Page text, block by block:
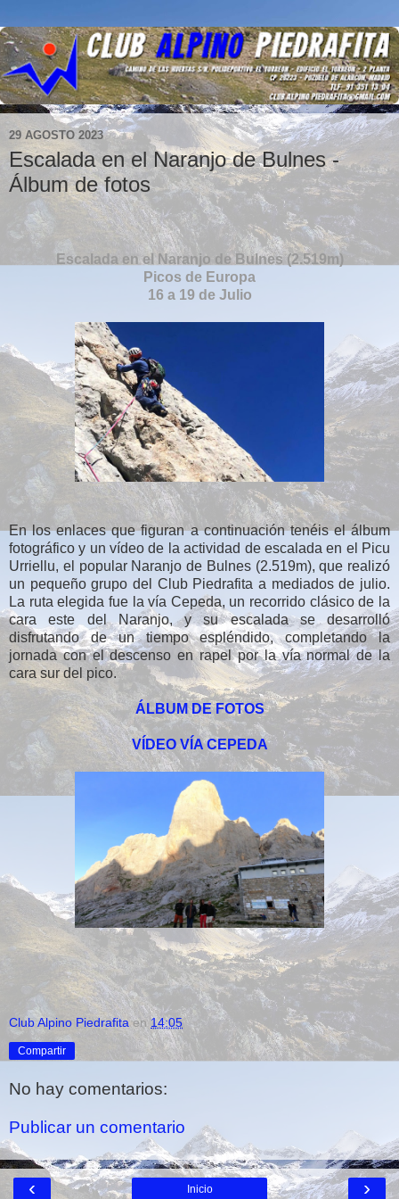
29 AGOSTO 2023
Escalada en el Naranjo de Bulnes -
Álbum de fotos
Escalada en el Naranjo de Bulnes (2.519m)
Picos de Europa
16 a 19 de Julio
En los enlaces que figuran a continuación tenéis el álbum
fotográfico y un vídeo de la actividad de escalada en el Picu
Urriellu, el popular Naranjo de Bulnes (2.519m), que realizó
un pequeño grupo del Club Piedrafita a mediados de julio.
La ruta elegida fue la vía Cepeda, un recorrido clásico de la
cara este del Naranjo, y su escalada se desarrolló
disfrutando de un tiempo espléndido, completando la
jornada con el descenso en rapel por la vía normal de la
cara sur del pico.
ÁLBUM DE FOTOS
VÍDEO VÍA CEPEDA
Club Alpino Piedrafita en 14:05
Compartir
No hay comentarios:
Publicar un comentario
‹ ›
Inicio